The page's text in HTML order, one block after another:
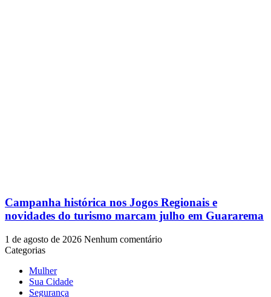
Campanha histórica nos Jogos Regionais e
novidades do turismo marcam julho em Guararema
1 de agosto de 2026 Nenhum comentário
Categorias
Mulher
Sua Cidade
Segurança